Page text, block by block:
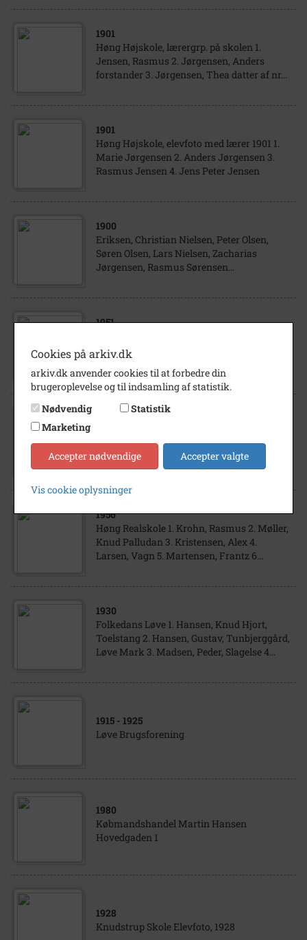
1901
Høng Højskole, lærergrp. på skolen 1.
Jensen, Rasmus 2. Jørgensen, Anders
forstander 3. Jørgensen, Thea datter af nr...
1901
Høng Højskole, elevfoto med lærer 1901 1.
Marie Jørgensen 2. Anders Jørgensen 3.
Rasmus Jensen 4. Jens Peter Jensen
1900
Eriksen, Christian Nielsen, Peter Olsen,
Søren Olsen, Lars Nielsen, Zacharias
Jørgensen, Rasmus Sørensen...
1951
over Anders Jørgensen. Anders Jørgensen,
der stammer fra et beskedent...
Gymnastikopvisning i Hønghallen i 1988
1956
Høng Realskole 1. Krohn, Rasmus 2. Møller,
Knud Palludan 3. Kristensen, Alex 4.
Larsen, Vagn 5. Martensen, Frantz 6...
1930
Folkedans Løve 1. Hansen, Knud Hjort,
Toelstang 2. Hansen, Gustav, Tunbjerggård,
Løve Mark 3. Madsen, Peder, Slagelse 4...
1915 - 1925
Løve Brugsforening
1980
Købmandshandel Martin Hansen
Hovedgaden 1
1928
Knudstrup Skole Elevfoto, 1928
Cookies på arkiv.dk
arkiv.dk anvender cookies til at forbedre din
brugeroplevelse og til indsamling af statistik.
Nødvendig
Statistik
Marketing
Accepter nødvendige Accepter valgte
Vis cookie oplysninger